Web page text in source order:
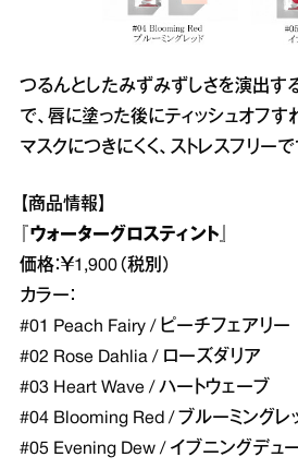
つるんとしたみずみずしさを演出す
で、唇に塗った後にティッシュオフす
マスクにつきにくく、ストレスフリー
【商品情報】
『ウォーターグロスティント』
価格：￥1,900（税別）
カラー：
#01 Peach Fairy / ピーチフェアリー
#02 Rose Dahlia / ローズダリア
#03 Heart Wave / ハートウェーブ
#04 Blooming Red / ブルーミングレ
#05 Evening Dew / イブニングデュ